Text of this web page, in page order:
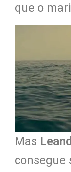
que o
Mas
consegue